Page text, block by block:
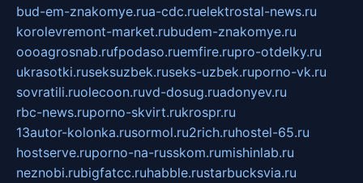
bud-em-znakomye.rua-cdc.ruelektrostal-news.ru
korolevremont-market.rubudem-znakomye.ru
oooagrosnab.rufpodaso.ruemfire.rupro-otdelky.ru
ukrasotki.ruseksuzbek.ruseks-uzbek.ruporno-vk.ru
sovratili.ruolecoon.ruvd-dosug.ruadonyev.ru
rbc-news.ruporno-skvirt.rukrospr.ru
13autor-kolonka.rusormol.ru2rich.ruhostel-65.ru
hostserve.ruporno-na-russkom.rumishinlab.ru
neznobi.rubigfatcc.ruhabble.rustarbucksvia.ru